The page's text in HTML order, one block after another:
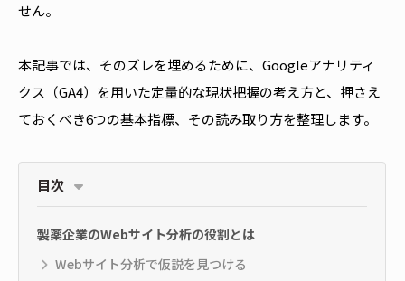
せん。
本記事では、そのズレを埋めるために、Googleアナリティ
クス（GA4）を用いた定量的な現状把握の考え方と、押さえ
ておくべき6つの基本指標、その読み取り方を整理します。
目次
製薬企業のWebサイト分析の役割とは
Webサイト分析で仮説を見つける